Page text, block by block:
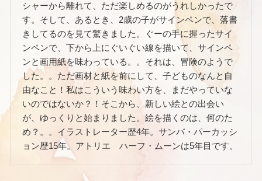
シャーから離れて、ただ楽しめるのがうれしかったで
す。そして、あるとき、2歳の子がサインペンで、落書
きしてるのを見て驚きました。ぐーの手に握ったサイ
ンペンで、下から上にぐいぐい線を描いて、サインペ
ンと画用紙を味わっている。。それは、冒険のようで
した。。ただ画材と紙を前にして、子どものなんと自
由なこと！私はこういう味わい方を、まだやっていな
いのではないか？！そこから、新しい絵との出会い
が、ゆっくりと始まりました。絵を描くのは、何のた
め？。。イラストレーター歴4年。サンバ・パーカッシ
ョン歴15年。アトリエ ハーフ・ムーンは5年目です。